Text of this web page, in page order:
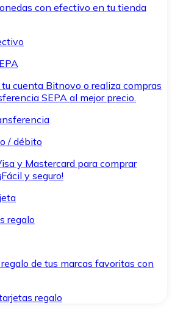
con efectivo en tu tienda
cuenta Bitnovo o realiza compras
SEPA al mejor precio.
/ débito
y Mastercard para comprar
y seguro!
regalo
de tus marcas favoritas con
regalo